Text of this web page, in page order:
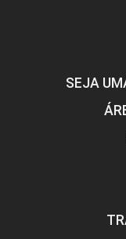
SEJA